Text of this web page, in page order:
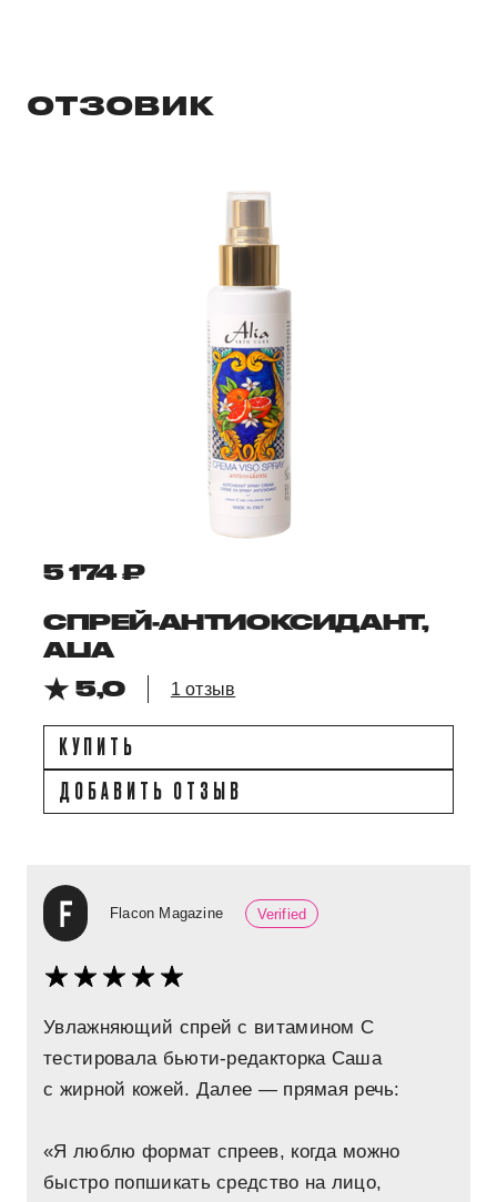
ОТЗОВИК
5 174 ₽
СПРЕЙ-АНТИОКСИДАНТ,
ALIA
5,0
1 отзыв
КУПИТЬ
ДОБАВИТЬ ОТЗЫВ
Flacon Magazine Verified
Увлажняющий спрей с витамином C
тестировала бьюти-редакторка Саша
с жирной кожей. Далее — прямая речь:
«Я люблю формат спреев, когда можно
быстро попшикать средство на лицо,